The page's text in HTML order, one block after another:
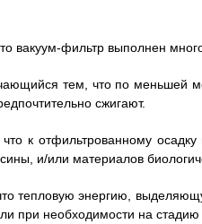
вакуум-фильтр выполнен
тем, что по меньшей
сжигают.
к отфильтрованному
и/или материалов
тепловую энергию,
при необходимости на стадию